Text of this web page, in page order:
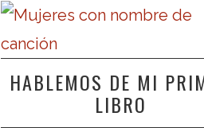
HABLEMOS DE MI
LIBRO